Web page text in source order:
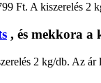
Ft. A kiszerelés 2
, és mekkora a
2 kg/db. Az ár